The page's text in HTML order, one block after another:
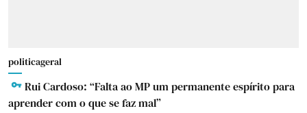
politicageral
Rui Cardoso: “Falta ao MP um permanente espírito para
aprender com o que se faz mal”